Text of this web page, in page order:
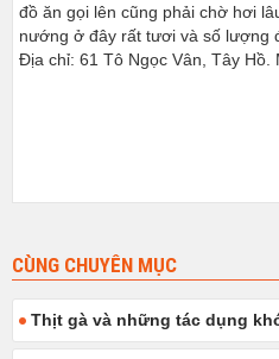
đồ ăn gọi lên cũng phải chờ hơi
nướng ở đây rất tươi và số lượng
Địa chỉ: 61 Tô Ngọc Vân, Tây Hồ.
CÙNG CHUYÊN MỤC
Thịt gà và những tác dụng